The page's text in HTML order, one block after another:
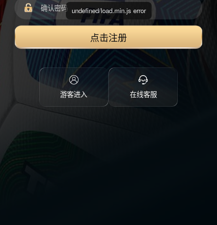
点击注册
游客进入 在线客服
undefined/load.min.js error